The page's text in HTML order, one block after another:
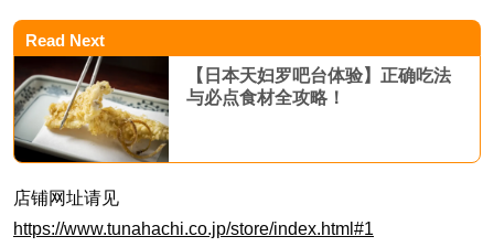
Read Next
【日本天妇罗吧台体验】正确吃法
与必点食材全攻略！
店铺网址请见
https://www.tunahachi.co.jp/store/index.html#1